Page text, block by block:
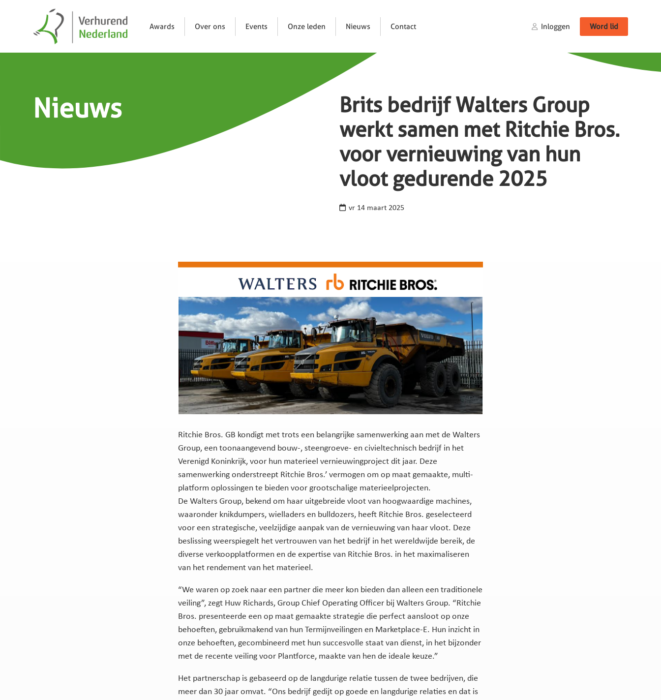
Awards Over ons Events Onze leden Nieuws Contact Inloggen Word lid
Nieuws
Brits bedrijf Walters Group
werkt samen met Ritchie Bros.
voor vernieuwing van hun
vloot gedurende 2025
vr 14 maart 2025
Ritchie Bros. GB kondigt met trots een belangrijke samenwerking aan met de Walters
Group, een toonaangevend bouw-, steengroeve- en civieltechnisch bedrijf in het
Verenigd Koninkrijk, voor hun materieel vernieuwingproject dit jaar. Deze
samenwerking onderstreept Ritchie Bros.’ vermogen om op maat gemaakte, multi-
platform oplossingen te bieden voor grootschalige materieelprojecten.
De Walters Group, bekend om haar uitgebreide vloot van hoogwaardige machines,
waaronder knikdumpers, wielladers en bulldozers, heeft Ritchie Bros. geselecteerd
voor een strategische, veelzijdige aanpak van de vernieuwing van haar vloot. Deze
beslissing weerspiegelt het vertrouwen van het bedrijf in het wereldwijde bereik, de
diverse verkoopplatformen en de expertise van Ritchie Bros. in het maximaliseren
van het rendement van het materieel.
“We waren op zoek naar een partner die meer kon bieden dan alleen een traditionele
veiling”, zegt Huw Richards, Group Chief Operating Officer bij Walters Group. “Ritchie
Bros. presenteerde een op maat gemaakte strategie die perfect aansloot op onze
behoeften, gebruikmakend van hun Termijnveilingen en Marketplace-E. Hun inzicht in
onze behoeften, gecombineerd met hun succesvolle staat van dienst, in het bijzonder
met de recente veiling voor Plantforce, maakte van hen de ideale keuze.”
Het partnerschap is gebaseerd op de langdurige relatie tussen de twee bedrijven, die
meer dan 30 jaar omvat. “Ons bedrijf gedijt op goede en langdurige relaties en dat is